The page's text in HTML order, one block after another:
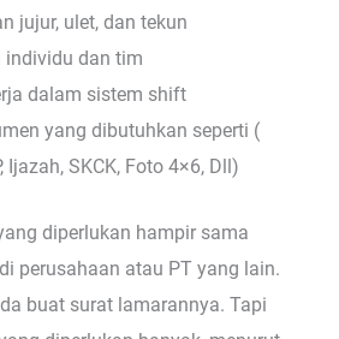
jujur, ulet, dan tekun
individu dan tim
dalam sistem shift
yang dibutuhkan seperti (
Ijazah, SKCK, Foto 4×6, Dll)
diperlukan hampir sama
perusahaan atau PT yang lain.
buat surat lamarannya. Tapi